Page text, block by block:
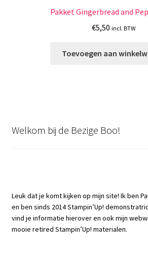
Pakket Gingerbread and
€5,50 incl. BTW
Toevoegen aan
Welkom bij de Bezige Boo!
Leuk dat je komt kijken op mijn site! Ik ben
en ben sinds 2014 Stampin’Up!
vind je informatie hierover en ook mijn
mooie retired Stampin’Up! materialen.